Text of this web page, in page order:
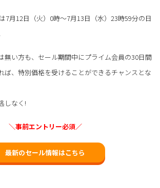
7月12日（火）0時～7月13日（水）23時59分の日
無い方も、セール期間中にプライム会員の30日間
ば、特別価格を受けることができるチャンスとな
しなく!
＼事前エントリー必須／
最新のセール情報はこちら